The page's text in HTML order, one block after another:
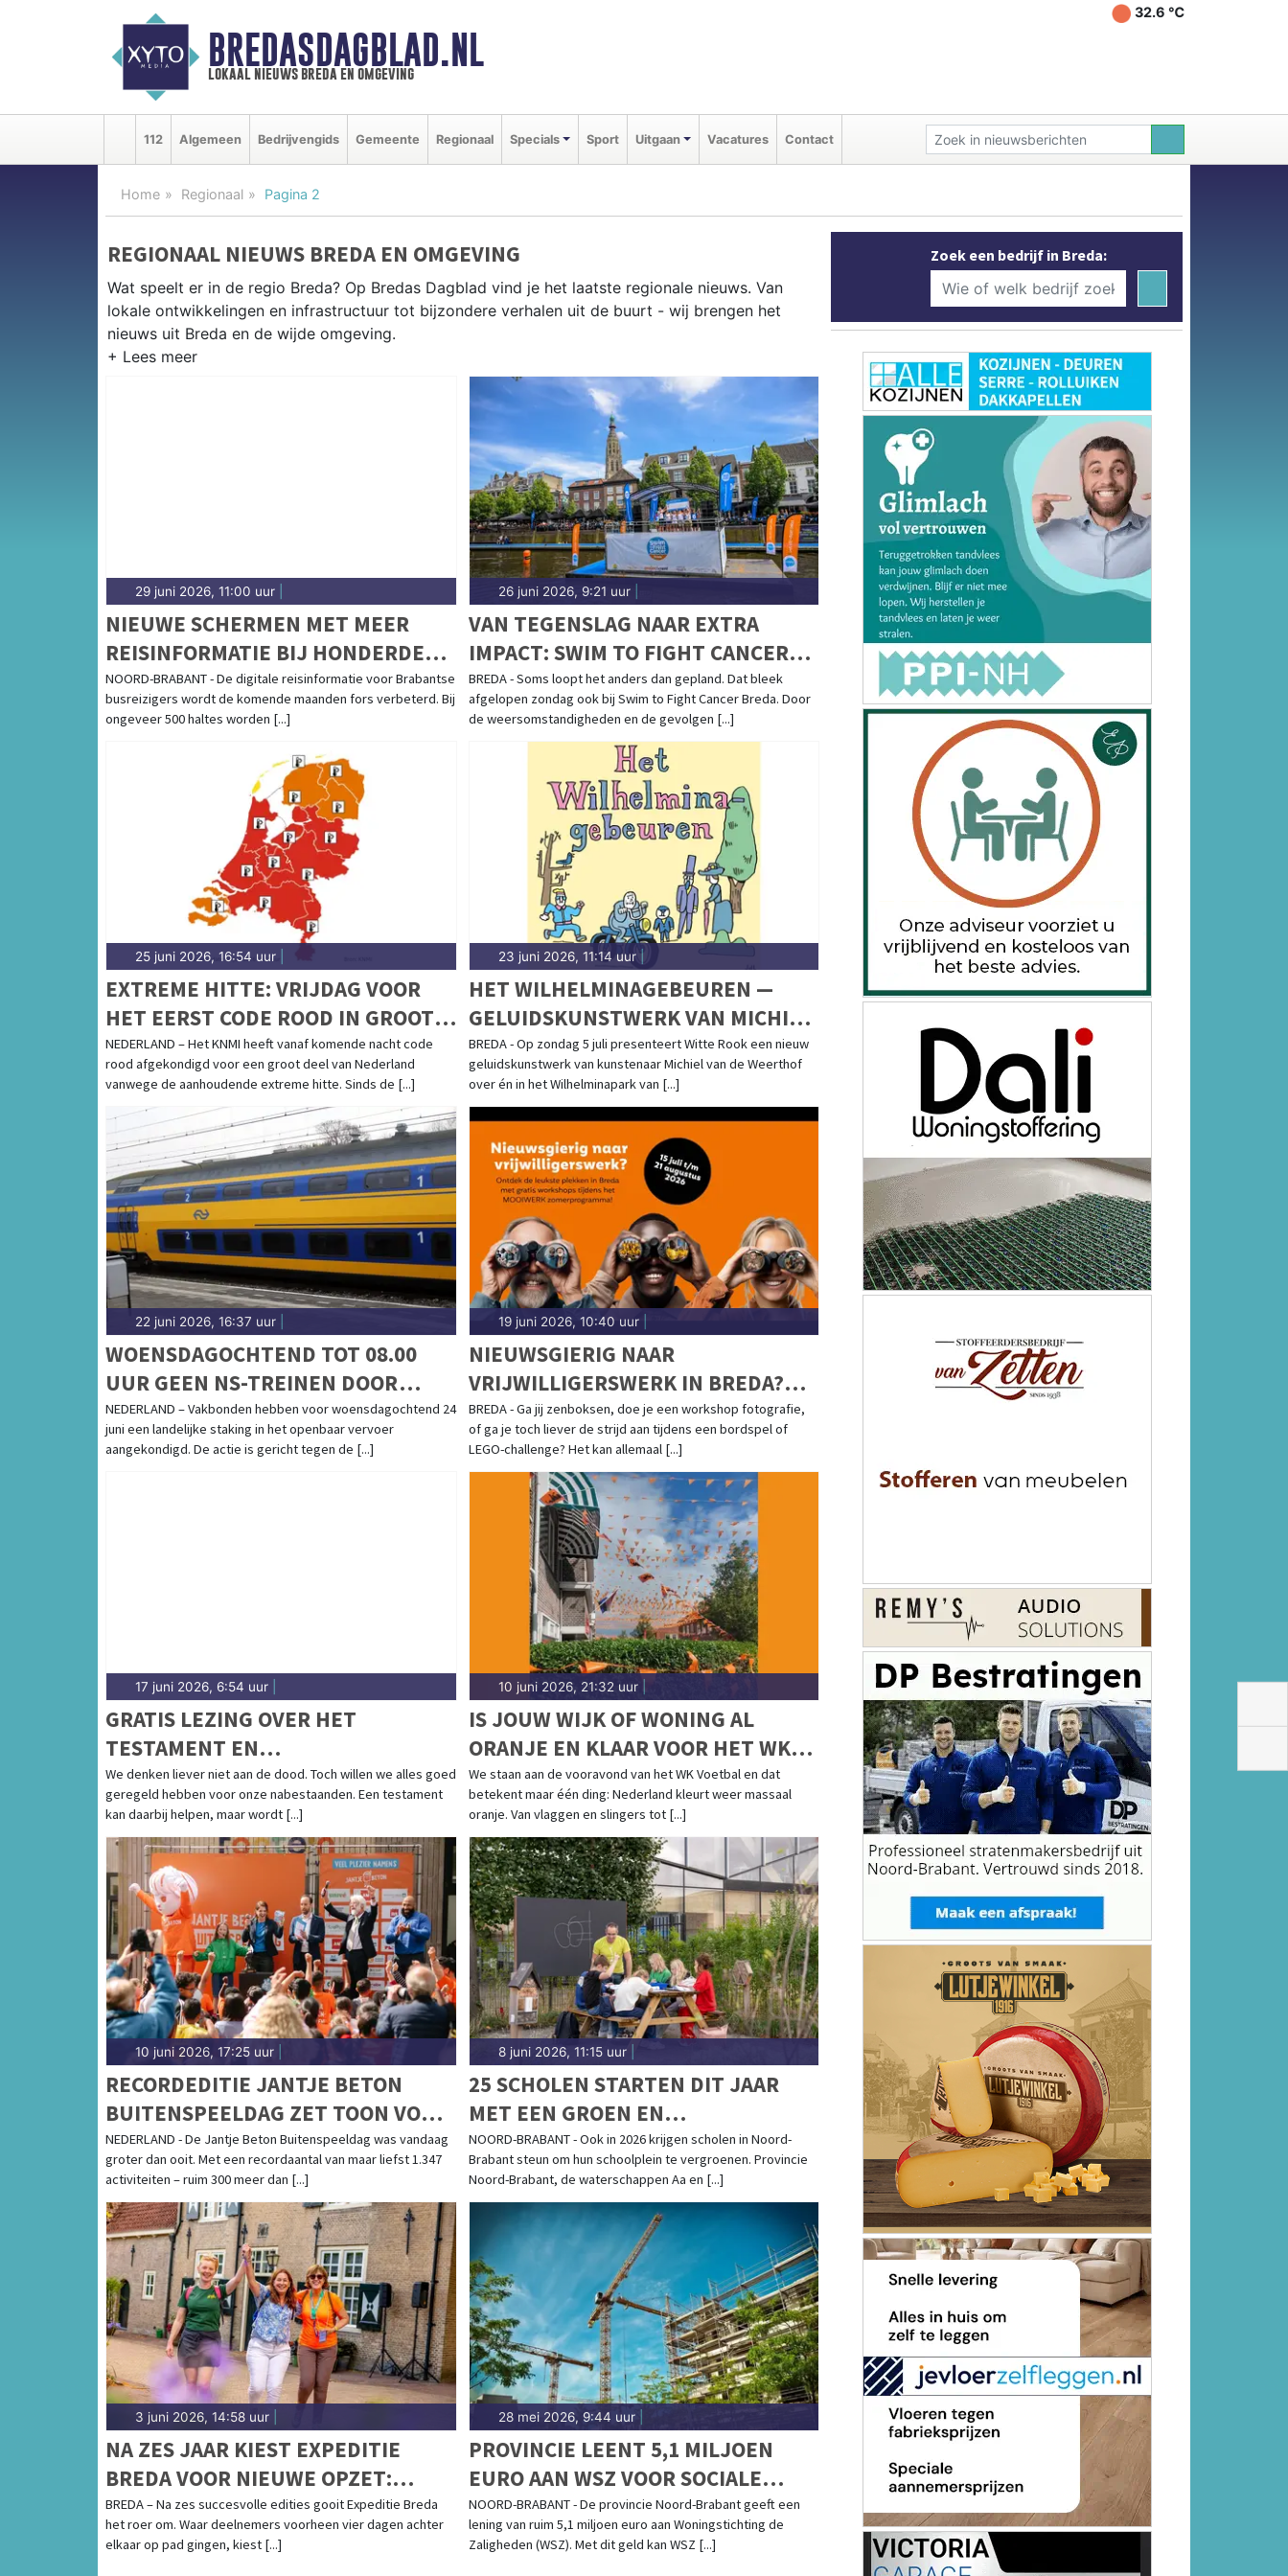
BREDASDAGBLAD.NL
lokaal nieuws breda en omgeving
32.6 ℃
112 Algemeen Bedrijvengids Gemeente Regionaal Specials Sport Uitgaan Vacatures Contact
Home Regionaal Pagina 2
REGIONAAL NIEUWS BREDA EN OMGEVING
Wat speelt er in de regio Breda? Op Bredas Dagblad vind je het laatste regionale nieuws. Van
lokale ontwikkelingen en infrastructuur tot bijzondere verhalen uit de buurt - wij brengen het
nieuws uit Breda en de wijde omgeving.
Naast Breda volgen wij ook het nieuws uit Tilburg, Oosterhout, Roosendaal en andere Brabantse
29 juni 2026, 11:00 uur
NIEUWE SCHERMEN MET MEER
REISINFORMATIE BIJ HONDERDEN
BRABANTSE BUSHALTES
NOORD-BRABANT - De digitale reisinformatie voor Brabantse
busreizigers wordt de komende maanden fors verbeterd. Bij
ongeveer 500 haltes worden [...]
26 juni 2026, 9:21 uur|
VAN TEGENSLAG NAAR EXTRA
IMPACT: SWIM TO FIGHT CANCER
BREDA KRIJGT EEN PRACHTIG
VERVOLG
BREDA - Soms loopt het anders dan gepland. Dat bleek
afgelopen zondag ook bij Swim to Fight Cancer Breda. Door
de weersomstandigheden en de gevolgen [...]
25 juni 2026, 16:54 uur
EXTREME HITTE: VRIJDAG VOOR
HET EERST CODE ROOD IN GROOT
DEEL VAN HET LAND
NEDERLAND – Het KNMI heeft vanaf komende nacht code
rood afgekondigd voor een groot deel van Nederland
vanwege de aanhoudende extreme hitte. Sinds de [...]
23 juni 2026, 11:14 uur|
HET WILHELMINAGEBEUREN —
GELUIDSKUNSTWERK VAN MICHIEL
VAN DE WEERTHOF BRENGT DE
GESCHIEDENIS VAN
WILHELMINAPARK BREDA TOT
BREDA - Op zondag 5 juli presenteert Witte Rook een nieuw
geluidskunstwerk van kunstenaar Michiel van de Weerthof
over én in het Wilhelminapark van [...]
22 juni 2026, 16:37 uur
WOENSDAGOCHTEND TOT 08.00
UUR GEEN NS-TREINEN DOOR
LANDELIJKE STAKING
NEDERLAND – Vakbonden hebben voor woensdagochtend 24
juni een landelijke staking in het openbaar vervoer
aangekondigd. De actie is gericht tegen de [...]
19 juni 2026, 10:40 uur|
NIEUWSGIERIG NAAR
VRIJWILLIGERSWERK IN BREDA?
MET HET MOOIWERK
ZOMERPROGRAMMA KRIJG JE EEN
KIJKJE IN DE KEUKEN!
BREDA - Ga jij zenboksen, doe je een workshop fotografie,
of ga je toch liever de strijd aan tijdens een bordspel of
LEGO-challenge? Het kan allemaal [...]
17 juni 2026, 6:54 uur
GRATIS LEZING OVER HET
TESTAMENT EN
LEVENSTESTAMENT IN BREDA
We denken liever niet aan de dood. Toch willen we alles goed
geregeld hebben voor onze nabestaanden. Een testament
kan daarbij helpen, maar wordt [...]
10 juni 2026, 21:32 uur|
IS JOUW WIJK OF WONING AL
ORANJE EN KLAAR VOOR HET WK
VOETBAL?
We staan aan de vooravond van het WK Voetbal en dat
betekent maar één ding: Nederland kleurt weer massaal
oranje. Van vlaggen en slingers tot [...]
10 juni 2026, 17:25 uur
RECORDEDITIE JANTJE BETON
BUITENSPEELDAG ZET TOON VOOR
DIT SPEELJAAR
NEDERLAND - De Jantje Beton Buitenspeeldag was vandaag
groter dan ooit. Met een recordaantal van maar liefst 1.347
activiteiten – ruim 300 meer dan [...]
8 juni 2026, 11:15 uur|
25 SCHOLEN STARTEN DIT JAAR
MET EEN GROEN EN
KLIMAATBESTENDIG SCHOOLPLEIN
NOORD-BRABANT - Ook in 2026 krijgen scholen in Noord-
Brabant steun om hun schoolplein te vergroenen. Provincie
Noord-Brabant, de waterschappen Aa en [...]
3 juni 2026, 14:58 uur
NA ZES JAAR KIEST EXPEDITIE
BREDA VOOR NIEUWE OPZET:
WANDELEN IN ZOMER EN HERFST
BREDA – Na zes succesvolle edities gooit Expeditie Breda
het roer om. Waar deelnemers voorheen vier dagen achter
elkaar op pad gingen, kiest [...]
28 mei 2026, 9:44 uur|
PROVINCIE LEENT 5,1 MILJOEN
EURO AAN WSZ VOOR SOCIALE
HUURWONINGEN
NOORD-BRABANT - De provincie Noord-Brabant geeft een
lening van ruim 5,1 miljoen euro aan Woningstichting de
Zaligheden (WSZ). Met dit geld kan WSZ [...]
Zoek een bedrijf in Breda: